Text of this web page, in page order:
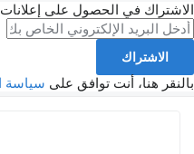
الاشتراك في الحصول على
الاشتراك
بالنقر هنا، أنت توافق على سياسة